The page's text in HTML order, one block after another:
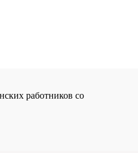
работников со